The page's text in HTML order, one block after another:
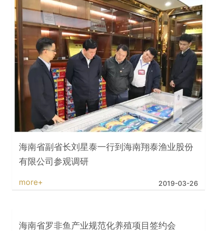
海南省副省长刘星泰一行到海南翔泰渔业股份
有限公司参观调研
more+ 2019-03-26
海南省罗非鱼产业规范化养殖项目签约会